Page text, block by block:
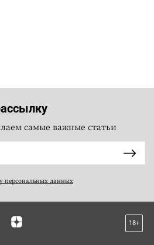
самые важные статьи
персональных данных
18+